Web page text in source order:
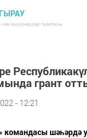
яшүсмерләр газетасы
грант
- 12:21
командасы шәһәрдә